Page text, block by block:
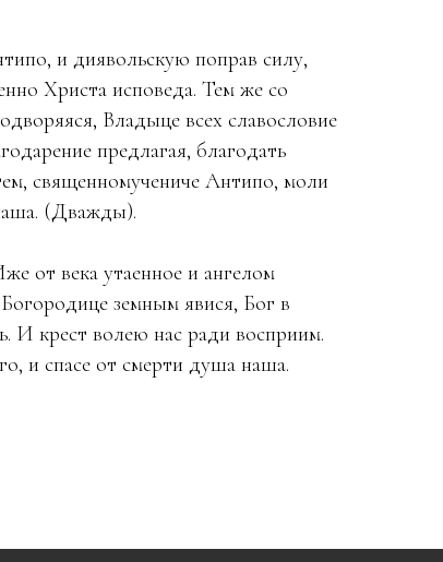
и диявольскую поправ силу,
Христа исповеда. Тем же со
Владыце всех славословие
предлагая, благодать
священномучениче Антипо, моли
(Дважды).
от века утаенное и ангелом
земным явися, Бог в
И крест волею нас ради восприим.
и спасе от смерти душа наша.